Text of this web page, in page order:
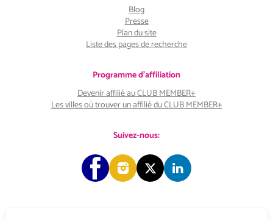
Blog
Presse
Plan du site
Liste des pages de recherche
Programme d'affiliation
Devenir affilié au CLUB MEMBER+
Les villes où trouver un affilié du CLUB MEMBER+
Suivez-nous: